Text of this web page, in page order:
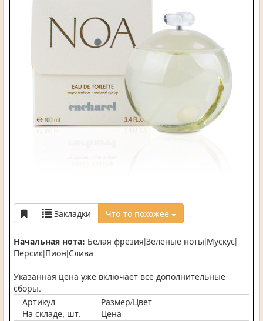
Закладки Что-то похожее
Начальная нота: Белая фрезия|Зеленые ноты|Мускус|
Персик|Пион|Слива
Указанная цена уже включает все дополнительные
сборы.
Артикул
Размер/Цвет
На складе, шт.
Цена